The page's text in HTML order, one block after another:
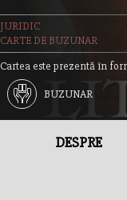
JURIDIC
CARTE DE BUZUNAR
Cartea este prezentă în
BUZUNAR
DESPRE